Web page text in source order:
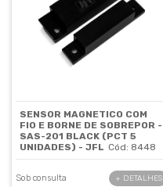
SENSOR MAGNETICO COM
FIO E BORNE DE SOBREPOR -
SAS-201 BLACK (PCT 5
UNIDADES) - JFL Cód: 8448
Sob consulta + DETALHES